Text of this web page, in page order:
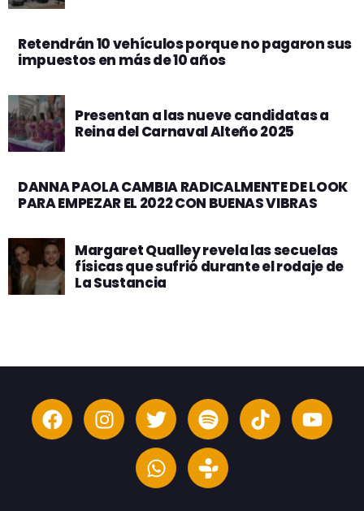
Retendrán 10 vehículos porque no pagaron sus
impuestos en más de 10 años
Presentan a las nueve candidatas a
Reina del Carnaval Alteño 2025
DANNA PAOLA CAMBIA RADICALMENTE DE LOOK
PARA EMPEZAR EL 2022 CON BUENAS VIBRAS
Margaret Qualley revela las secuelas
físicas que sufrió durante el rodaje de
La Sustancia